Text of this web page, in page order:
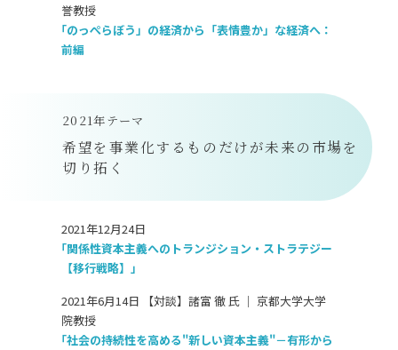
誉教授
「のっぺらぼう」の経済から「表情豊か」な経済へ：
前編
2021年テーマ
希望を事業化するものだけが未来の市場を
切り拓く
2021年12月24日
「関係性資本主義へのトランジション・ストラテジー
【移行戦略】」
2021年6月14日 【対談】諸富 徹 氏 ｜ 京都大学大学
院教授
「社会の持続性を高める"新しい資本主義"－有形から